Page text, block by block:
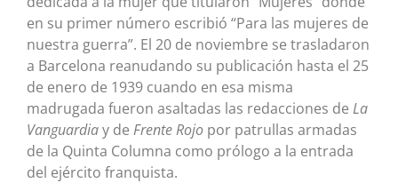
en su primer número escribió “Para las mujeres de
nuestra guerra”. El 20 de noviembre se trasladaron
a Barcelona reanudando su publicación hasta el 25
de enero de 1939 cuando en esa misma
madrugada fueron asaltadas las redacciones de La
Vanguardiay de Frente Rojo por patrullas armadas
de la Quinta Columna como prólogo a la entrada
del ejército franquista.